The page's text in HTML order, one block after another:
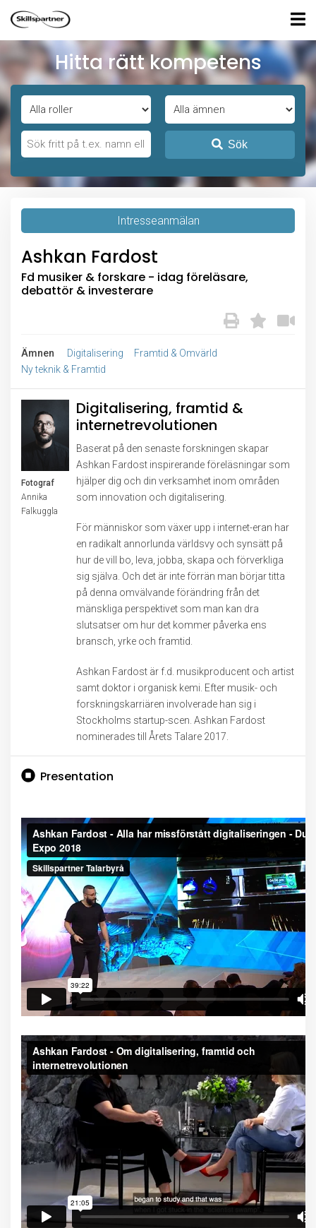
Hitta rätt kompetens
Sök
Intresseanmälan
Ashkan Fardost
Fd musiker & forskare - idag föreläsare,
debattör & investerare
Ämnen Digitalisering
Framtid & Omvärld
Ny teknik & Framtid
Fotograf
Annika
Falkuggla
Digitalisering, framtid &
internetrevolutionen
Baserat på den senaste forskningen skapar
Ashkan Fardost inspirerande föreläsningar som
hjälper dig och din verksamhet inom områden
som innovation och digitalisering.
För människor som växer upp i internet-eran har
en radikalt annorlunda världsvy och synsätt på
hur de vill bo, leva, jobba, skapa och förverkliga
sig själva. Och det är inte förrän man börjar titta
på denna omvälvande förändring från det
mänskliga perspektivet som man kan dra
slutsatser om hur det kommer påverka ens
bransch, yrke och framtid.
Ashkan Fardost är f.d. musikproducent och artist
samt doktor i organisk kemi. Efter musik- och
forskningskarriären involverade han sig i
Stockholms startup-scen. Ashkan Fardost
nominerades till Årets Talare 2017.
Presentation